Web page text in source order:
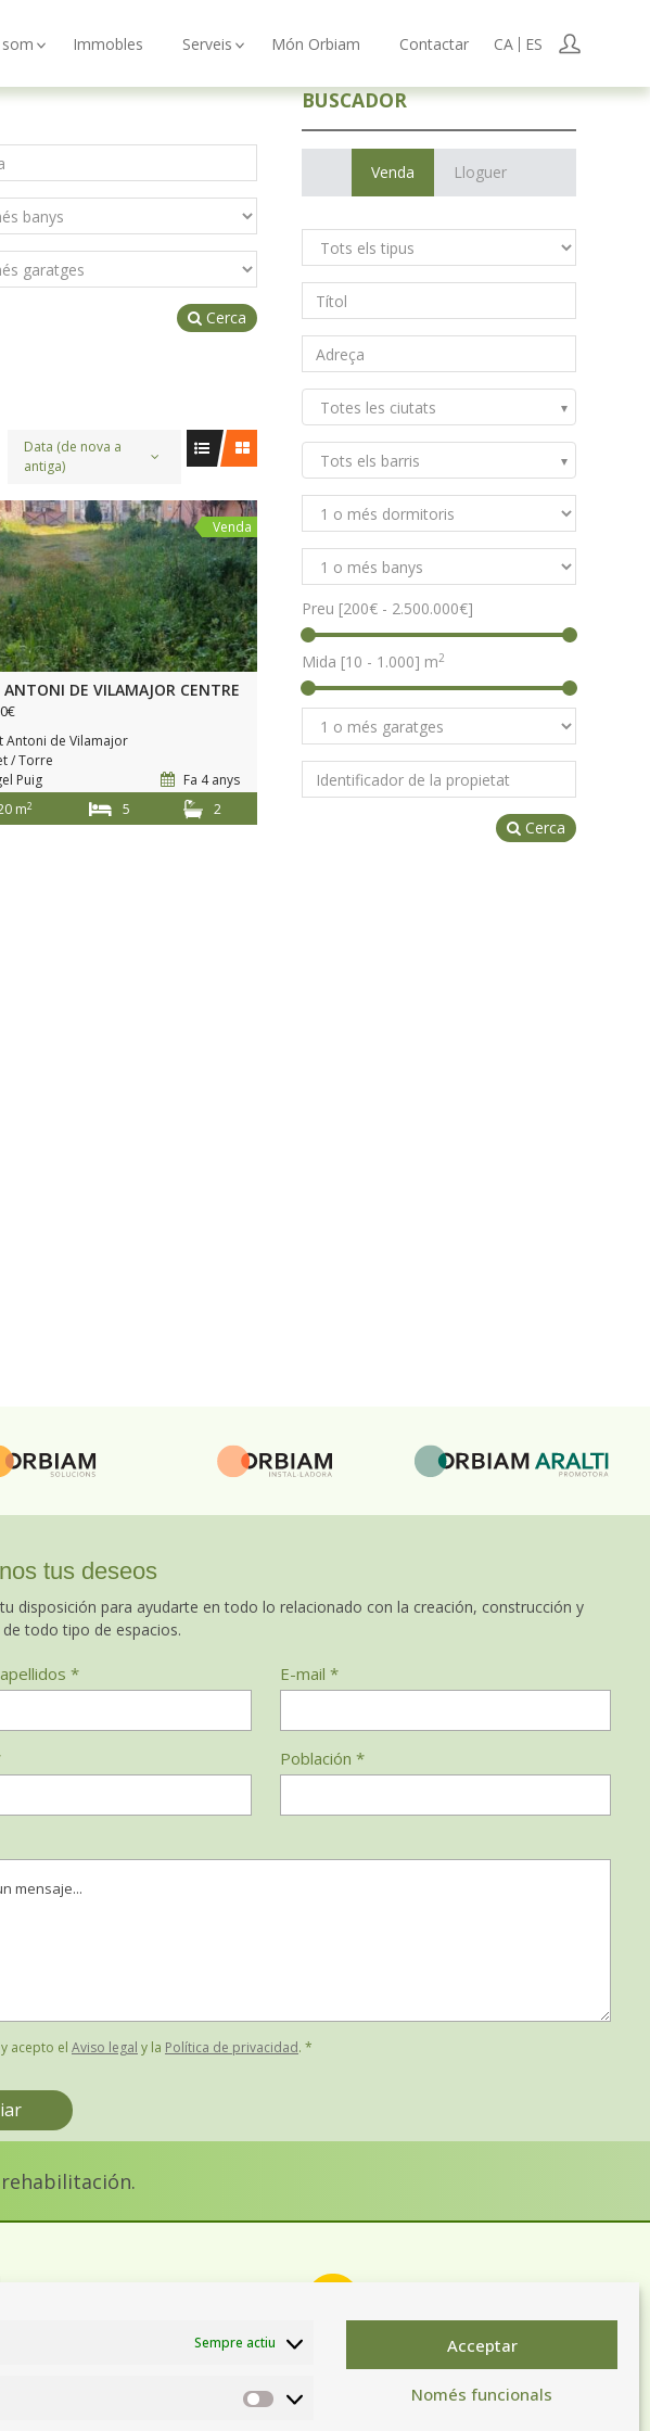
Sempre actiu
Estadístiques
Acceptar
Només funcionals
Immobles Serveis Món Orbiam Contactar CA ES
Cerca
Data (de nova a
antiga)
Venda
DE VILAMAJOR CENTRE
Antoni de Vilamajor
/ Torre
Puig
Fa 4 anys
m2 5 2
BUSCADOR
Venda Lloguer
Totes les ciutats
Tots els barris
Preu [200€- 2.500.000€]
Mida [10 - 1.000] m2
Cerca
tus deseos
disposición para ayudarte en todo lo relacionado con la creación, construcción y
todo tipo de espacios.
* E-mail *
Población *
acepto el Aviso legal y la Política de privacidad. *
C. Camí Ral. Parcel·la 26 B
Pol. Ind. Gualba de Baix